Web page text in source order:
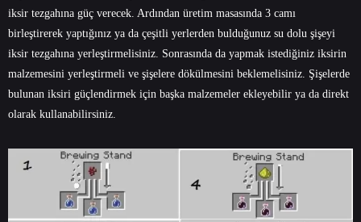
iksir tezgahına güç verecek. Ardından üretim masasında 3 camı
birleştirerek yaptığınız ya da çeşitli yerlerden bulduğunuz su dolu şişeyi
iksir tezgahına yerleştirmelisiniz. Sonrasında da yapmak istediğiniz iksirin
malzemesini yerleştirmeli ve şişelere dökülmesini beklemelisiniz. Şişelerde
bulunan iksiri güçlendirmek için başka malzemeler ekleyebilir ya da direkt
olarak kullanabilirsiniz.